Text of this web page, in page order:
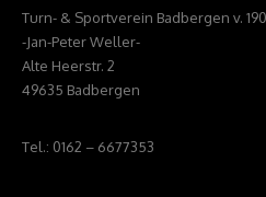
Turn- & Sportverein Badbergen v.
-Jan-Peter Weller-
Alte Heerstr. 2
49635 Badbergen
Tel.: 0162 – 6677353